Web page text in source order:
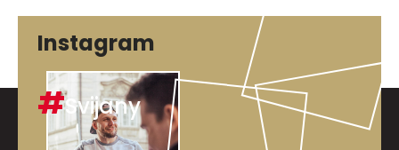
Instagram
#Svijany